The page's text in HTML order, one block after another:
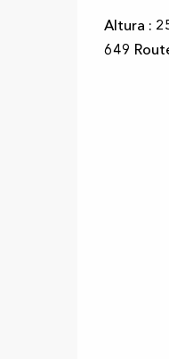
Altura :
649